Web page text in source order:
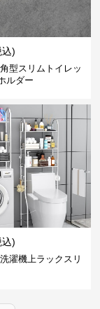
)
型スリムトイレッ
ルダー
)
濯機上ラックスリ